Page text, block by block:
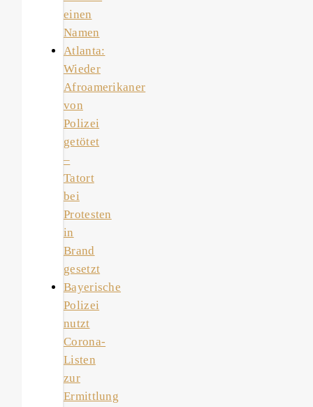
einen
Namen
Atlanta:
Wieder
Afroamerikaner
von
Polizei
getötet
–
Tatort
bei
Protesten
in
Brand
gesetzt
Bayerische
Polizei
nutzt
Corona-
Listen
zur
Ermittlung